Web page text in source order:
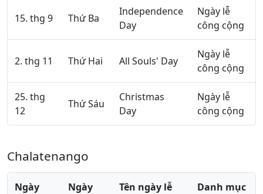
15. thg 9 Thứ Ba
Independence
Day
Ngày lễ
công cộng
2. thg 11 Thứ Hai All Souls' Day
Ngày lễ
công cộng
25. thg
12
Thứ Sáu
Christmas
Day
Ngày lễ
công cộng
Chalatenango
Ngày Ngày Tên ngày lễ Danh mục